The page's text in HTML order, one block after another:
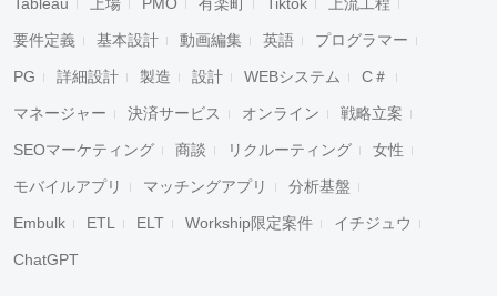
Tableau 上場 PMO 有楽町 Tiktok 上流工程
要件定義 基本設計 動画編集 英語 プログラマー
PG 詳細設計 製造 設計 WEBシステム C＃
マネージャー 決済サービス オンライン 戦略立案
SEOマーケティング 商談 リクルーティング 女性
モバイルアプリ マッチングアプリ 分析基盤
Embulk ETL ELT Workship限定案件 イチジュウ
ChatGPT